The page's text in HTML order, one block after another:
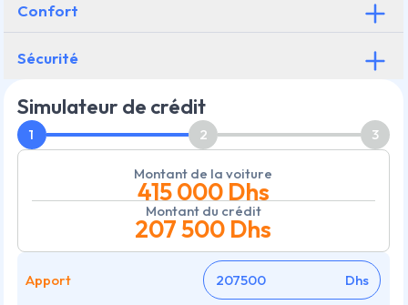
Confort
Sécurité
Simulateur de crédit
1 2 3
Montant de la voiture
415 000Dhs
Montant du crédit
207 500 Dhs
Apport Dhs